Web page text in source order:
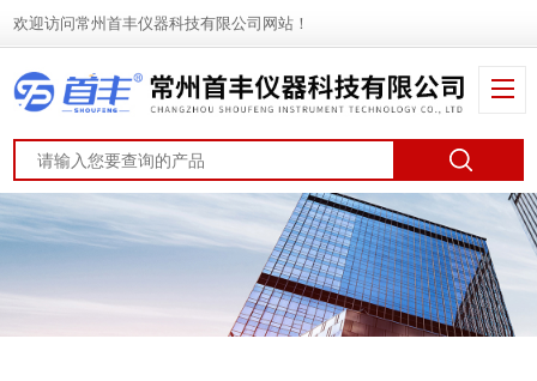
欢迎访问常州首丰仪器科技有限公司网站！